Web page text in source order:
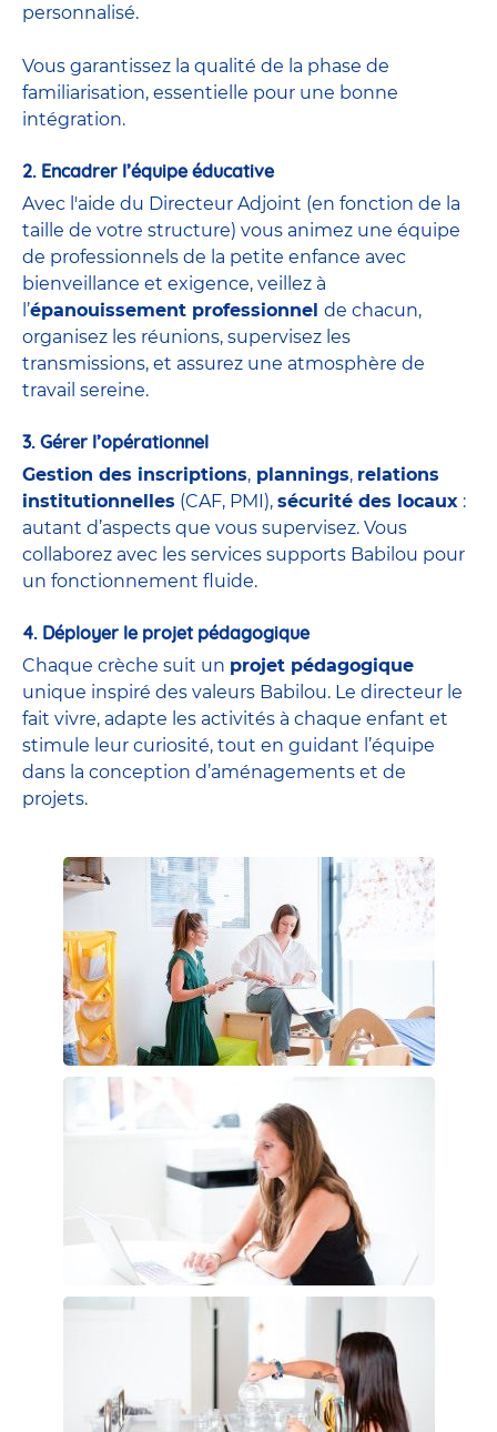
personnalisé.
Vous garantissez la qualité de la phase de
familiarisation, essentielle pour une bonne
intégration.
2. Encadrer l’équipe éducative
Avec l'aide du Directeur Adjoint (en fonction de la
taille de votre structure) vous animez une équipe
de professionnels de la petite enfance avec
bienveillance et exigence, veillez à
l’épanouissement professionnel de chacun,
organisez les réunions, supervisez les
transmissions, et assurez une atmosphère de
travail sereine.
3. Gérer l’opérationnel
Gestion des inscriptions, plannings, relations
institutionnelles (CAF, PMI), sécurité des locaux :
autant d’aspects que vous supervisez. Vous
collaborez avec les services supports Babilou pour
un fonctionnement fluide.
4. Déployer le projet pédagogique
Chaque crèche suit un projet pédagogique
unique inspiré des valeurs Babilou. Le directeur le
fait vivre, adapte les activités à chaque enfant et
stimule leur curiosité, tout en guidant l’équipe
dans la conception d’aménagements et de
projets.